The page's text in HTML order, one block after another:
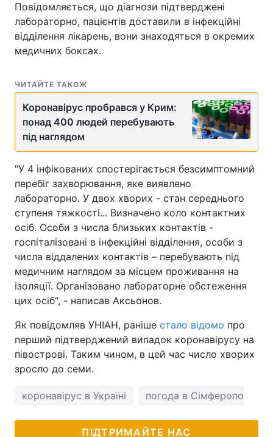
Повідомляється, що діагнози підтверджені
лабораторно, пацієнтів доставили в інфекційні
відділення лікарень, вони знаходяться в окремих
медичних боксах.
ЧИТАЙТЕ ТАКОЖ
Коронавірус пробрався у Крим:
понад 400 людей перебувають
під наглядом
"У 4 інфікованих спостерігається безсимптомний
перебіг захворювання, яке виявлено
лабораторно. У двох хворих - стан середнього
ступеня тяжкості... Визначено коло контактних
осіб. Особи з числа близьких контактів -
госпіталізовані в інфекційні відділення, особи з
числа віддалених контактів – перебувають під
медичним наглядом за місцем проживання на
ізоляції. Організовано лабораторне обстеження
цих осіб", - написав Аксьонов.
Як повідомляв УНІАН, раніше стало відомо про
перший підтверджений випадок коронавірусу на
півострові. Таким чином, в цей час число хворих
зросло до семи.
коронавірус в Україні погода в Сімферополі
ПІДТРИМАЙТЕ НАС